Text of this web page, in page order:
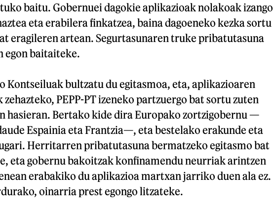
baitu. Gobernuei dagokie aplikazioak nolakoak izango
eta erabilera finkatzea, baina dagoeneko kezka sortu
eragileren artean. Segurtasunaren truke pribatutasuna
egon baitaiteke.
Kontseiluak bultzatu du egitasmoa, eta, aplikazioaren
PEPP-PT izeneko partzuergo bat sortu zuten
hasieran. Bertako kide dira Europako zortzigobernu —
Espainia eta Frantzia—, eta bestelako erakunde eta
Herritarren pribatutasuna bermatzeko egitasmo bat
eta gobernu bakoitzak konfinamendu neurriak arintzen
erabakiko du aplikazioa martxan jarriko duen ala ez.
oinarria prest egongo litzateke.